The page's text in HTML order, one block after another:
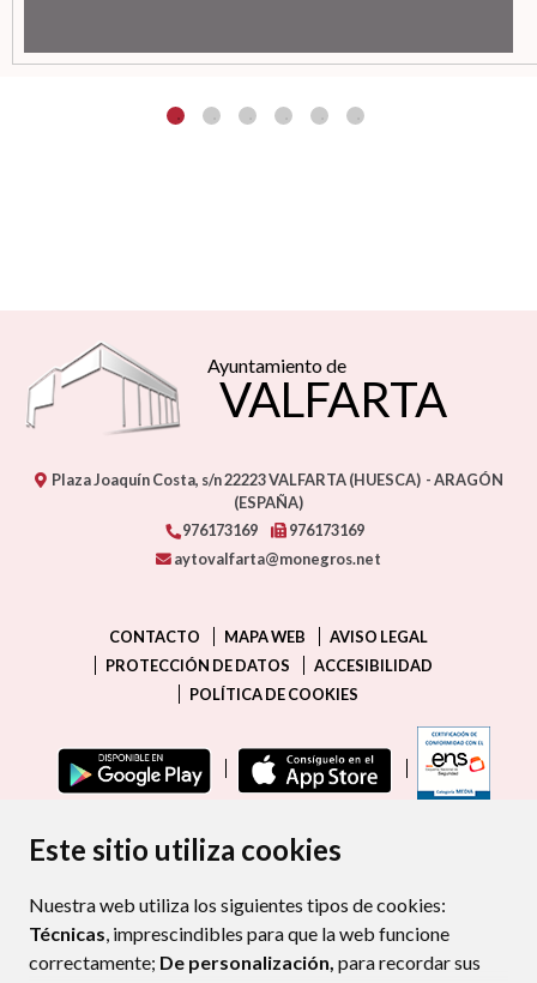
Este sitio utiliza cookies
Nuestra web utiliza los siguientes tipos de cookies:
Técnicas, imprescindibles para que la web funcione
correctamente; De personalización, para recordar sus
Ayuntamiento de
VALFARTA
Plaza Joaquín Costa, s/n22223VALFARTA (HUESCA) - ARAGÓN
(ESPAÑA)
976173169
976173169
aytovalfarta@monegros.net
CONTACTO MAPA WEB
AVISO LEGAL
PROTECCIÓN DE DATOS
ACCESIBILIDAD
POLÍTICA DE COOKIES